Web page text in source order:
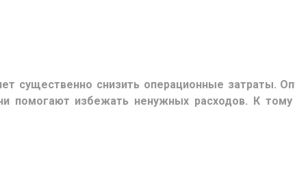
существенно снизить операционные затраты.
помогают избежать ненужных расходов. К